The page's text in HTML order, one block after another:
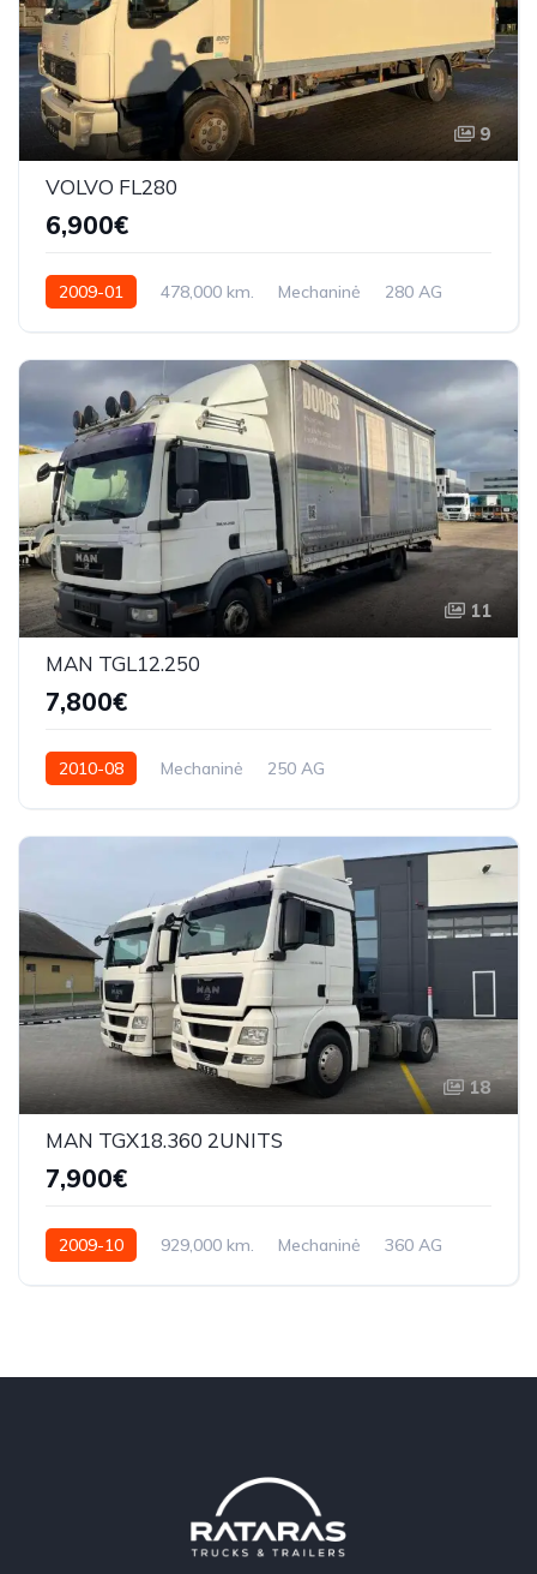
9
VOLVO FL280
6,900€
2009-01 478,000 km. Mechaninė 280 AG
11
MAN TGL12.250
7,800€
2010-08 Mechaninė 250 AG
18
MAN TGX18.360 2UNITS
7,900€
2009-10 929,000 km. Mechaninė 360 AG